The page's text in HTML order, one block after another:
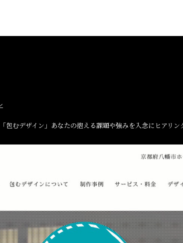
むデザイン」あなたの抱える課題や強みを入念にヒアリン